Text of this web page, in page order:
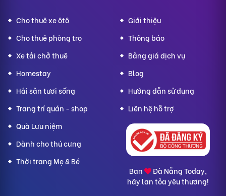
Cho thuê xe ôtô
Cho thuê phòng trọ
Xe tải chở thuê
Homestay
Hải sản tươi sống
Trang trí quán - shop
Quà Lưu niệm
Dành cho thú cưng
Thời trang Mẹ & Bé
Giới thiệu
Thông báo
Bảng giá dịch vụ
Blog
Hướng dẫn sử dụng
Liên hệ hỗ trợ
Bạn
Đà Nẵng Today,
hãy lan tỏa yêu thương!